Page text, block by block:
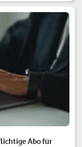
Abo für